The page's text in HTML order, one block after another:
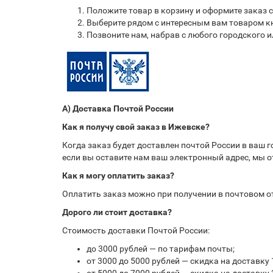
Положите товар в корзину и оформите заказ
Выберите рядом с интересным вам товаром
Позвоните нам, набрав с любого городского
А) Доставка Почтой России
Как я получу свой заказ в Ижевске?
Когда заказ будет доставлен почтой России в
если вы оставите нам ваш электронный адрес, мы
Как я могу оплатить заказ?
Оплатить заказ можно при получении в почтовом
Дорого ли стоит доставка?
Стоимость доставки Почтой России:
до 3000 рублей — по тарифам почты;
от 3000 до 5000 рублей — скидка на доставку